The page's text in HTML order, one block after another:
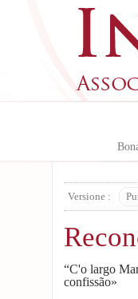
Versione :
“C'o largo
confissão»